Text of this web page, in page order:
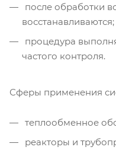
после обработки
восстанавливаются;
процедура
частого контроля.
Сферы применения
теплообменное
реакторы и